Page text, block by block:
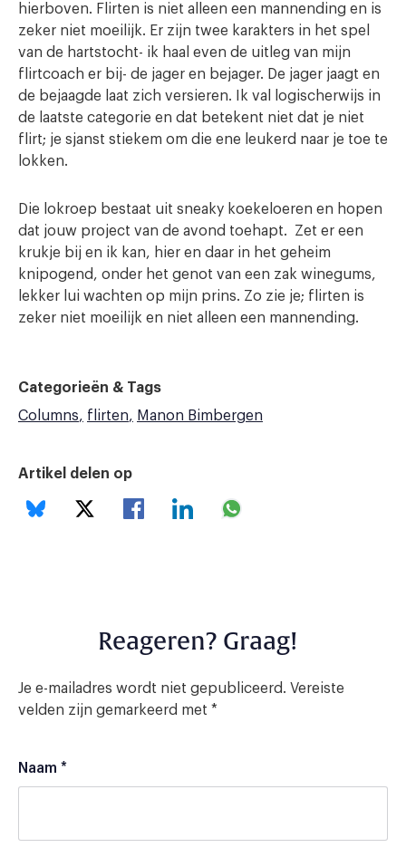
hierboven. Flirten is niet alleen een mannending en is
zeker niet moeilijk. Er zijn twee karakters in het spel
van de hartstocht- ik haal even de uitleg van mijn
flirtcoach er bij- de jager en bejager. De jager jaagt en
de bejaagde laat zich versieren. Ik val logischerwijs in
de laatste categorie en dat betekent niet dat je niet
flirt; je sjanst stiekem om die ene leukerd naar je toe te
lokken.
Die lokroep bestaat uit sneaky koekeloeren en hopen
dat jouw project van de avond toehapt. Zet er een
krukje bij en ik kan, hier en daar in het geheim
knipogend, onder het genot van een zak winegums,
lekker lui wachten op mijn prins. Zo zie je; flirten is
zeker niet moeilijk en niet alleen een mannending.
Categorieën & Tags
Columns
flirten Manon Bimbergen
Artikel delen op
Reageren? Graag!
Je e-mailadres wordt niet gepubliceerd. Vereiste
velden zijn gemarkeerd met *
Naam *